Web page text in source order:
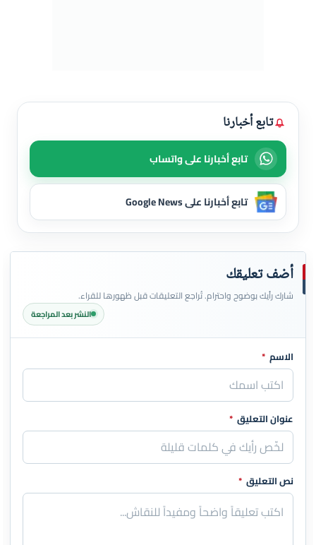
تابع أخبارنا
تابع أخبارنا على واتساب
تابع أخبارنا على Google News
أضف تعليقك
شارك رأيك بوضوح واحترام. تُراجع التعليقات قبل ظهورها للقراء.
النشر بعد المراجعة
اترك هذا الحقل فارغاً
الاسم *
عنوان التعليق *
نص التعليق *